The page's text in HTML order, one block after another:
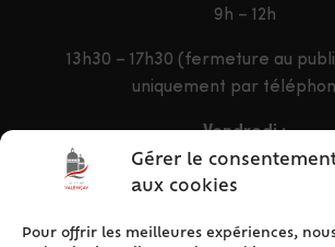
Gérer le
aux cookies
Pour offrir les meilleures expériences,
9h – 12h
13h30 – 17h30 (fermeture au
uniquement par
Vendredi :
9h – 12h & 13h30 –